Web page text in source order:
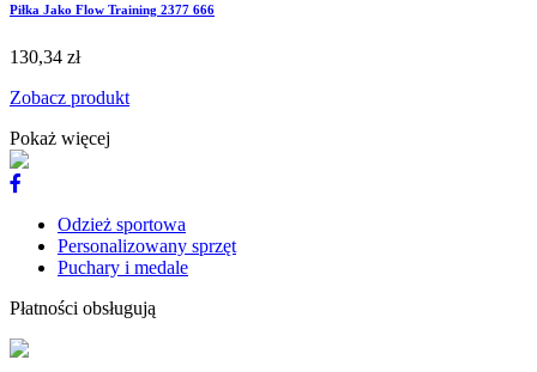
Piłka Jako Flow Training 2377 666
130,34 zł
Zobacz produkt
Pokaż więcej
Odzież sportowa
Personalizowany sprzęt
Puchary i medale
Płatności obsługują